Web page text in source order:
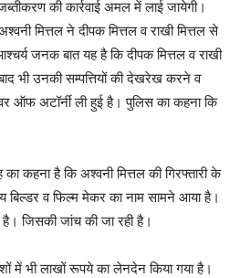
की कार्रवाई अमल में लाई जायेगी।
मित्तल ने दीपक मित्तल व राखी मित्तल से
जनक बात यह है कि दीपक मित्तल व राखी
भी उनकी सम्पत्तियों की देखरेख करने व
ऑफ अटॉर्नी ली हुई है। पुलिस का कहना कि
कहना है कि अश्वनी मित्तल की गिरफ्तारी के
व फिल्म मेकर का नाम सामने आया है।
जिसकी जांच की जा रही है।
में भी लाखों रूपये का लेनदेन किया गया है।